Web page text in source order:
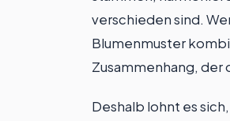
verschieden sind.
Blumenmuster
Zusammenhang, der
Deshalb lohnt es